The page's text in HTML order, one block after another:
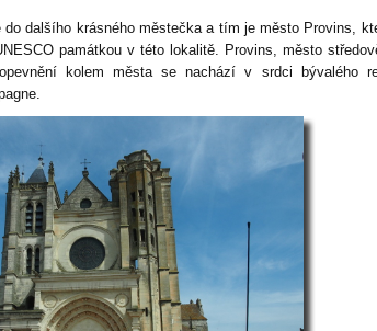
dalšího krásného městečka a tím je město Provins,
památkou v této lokalitě. Provins, město
kolem města se nachází v srdci bývalého